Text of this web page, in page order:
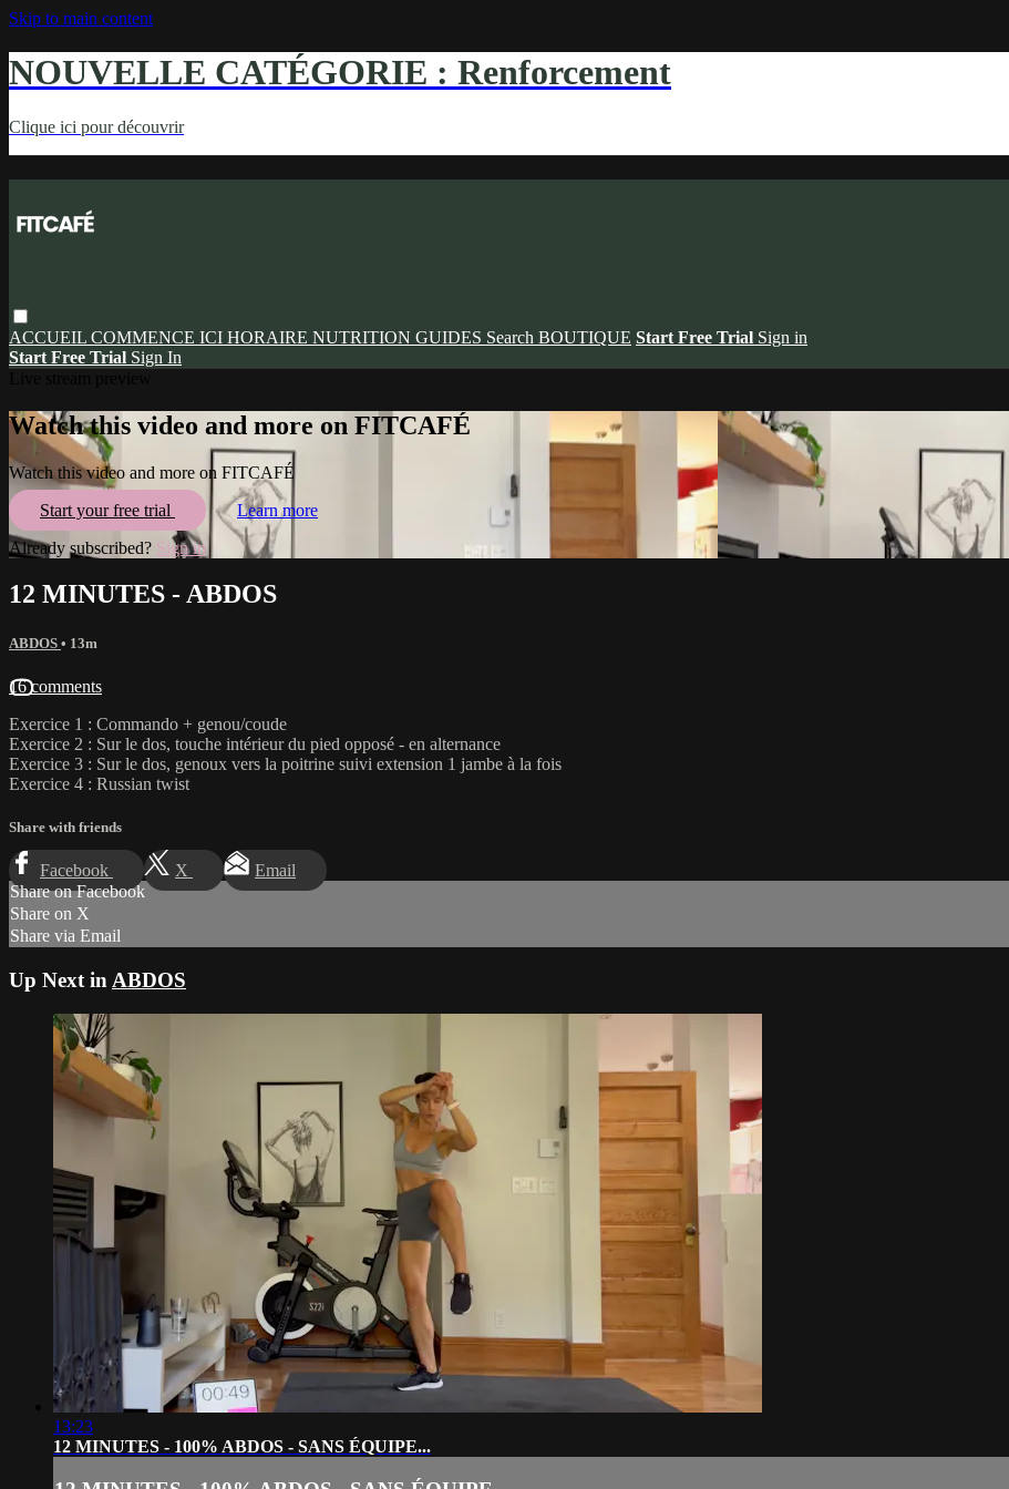
Skip to main content
NOUVELLE CATÉGORIE : Renforcement
Clique ici pour découvrir
ACCUEIL COMMENCE ICI HORAIRE NUTRITION GUIDES Search BOUTIQUE Start Free Trial Sign in
Start Free Trial Sign In
Watch this video and more on FITCAFÉ
Watch this video and more on FITCAFÉ
Start your free trial
Learn more
Already subscribed? Sign in
12 MINUTES - ABDOS
ABDOS • 13m
16 comments
Exercice 1 : Commando + genou/coude
Exercice 2 : Sur le dos, touche intérieur du pied opposé - en alternance
Exercice 3 : Sur le dos, genoux vers la poitrine suivi extension 1 jambe à la fois
Exercice 4 : Russian twist
Share with friends
Facebook X
Email
Share on Facebook
Share on X
Share via Email
Up Next in ABDOS
13:23
12 MINUTES - 100% ABDOS - SANS ÉQUIPE...